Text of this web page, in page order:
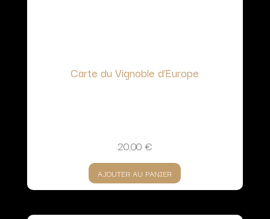
Carte du Vignoble d’Europe
20,00 €
AJOUTER AU PANIER